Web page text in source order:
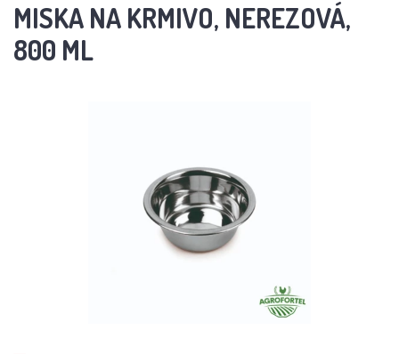
MISKA NA KRMIVO, NEREZOVÁ,
800 ML